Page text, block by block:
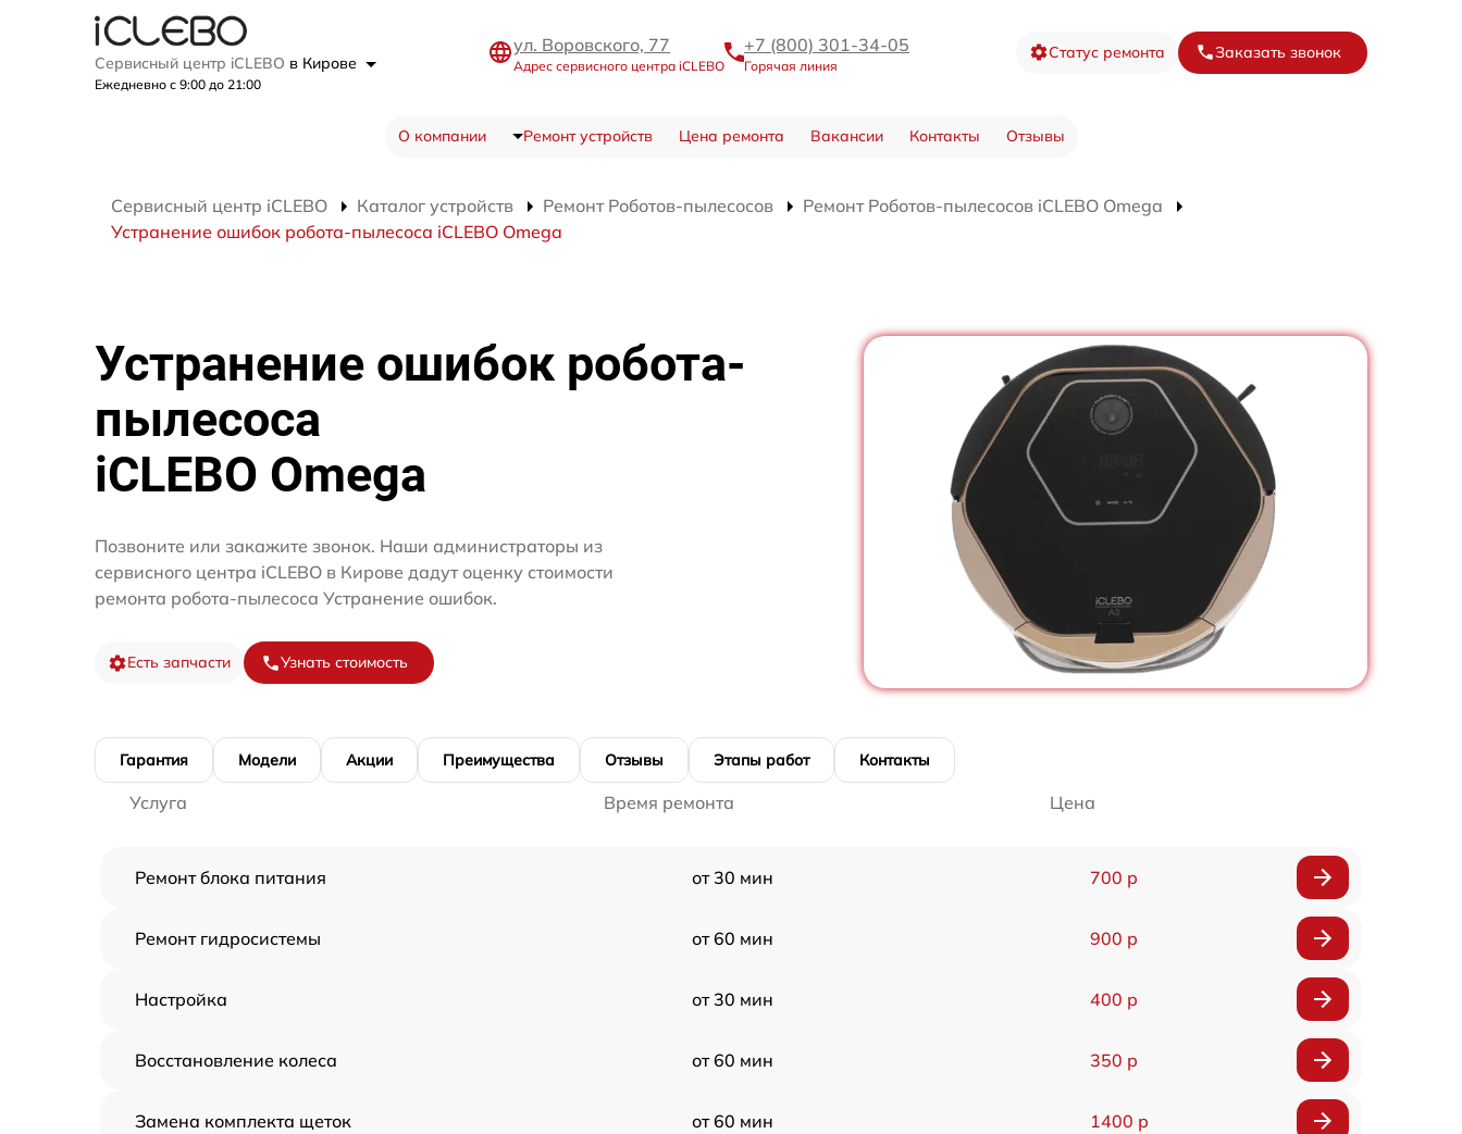
Сервисный центр iCLEBO в Кирове
Ежедневно с 9:00 до 21:00
ул. Воровского, 77
Адрес сервисного центра iCLEBO
+7 (800) 301-34-05
Горячая линия
Статус ремонта Заказать звонок
О компании Ремонт устройств Цена ремонта Вакансии Контакты Отзывы
Сервисный центр iCLEBO Каталог устройств Ремонт Роботов-пылесосов
Ремонт Роботов-пылесосов iCLEBO Omega
Устранение ошибок робота-пылесоса iCLEBO Omega
Устранение ошибок робота-
пылесоса
iCLEBO Omega
Позвоните или закажите звонок. Наши администраторы из
сервисного центра iCLEBO в Кирове дадут оценку стоимости
ремонта робота-пылесоса Устранение ошибок.
Есть запчасти Узнать стоимость
Гарантия Модели Акции Преимущества Отзывы Этапы работ Контакты
Услуга Время ремонта Цена
Ремонт блока питания от 30 мин 700 р
Ремонт гидросистемы от 60 мин 900 р
Настройка от 30 мин 400 р
Восстановление колеса от 60 мин 350 р
Замена комплекта щеток от 60 мин 1400 р